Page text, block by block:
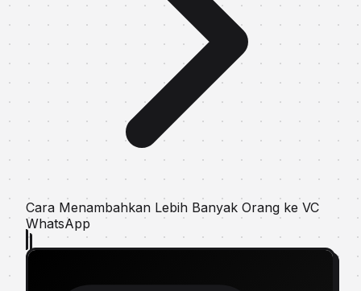
Cara Menambahkan Lebih Banyak Orang ke VC
WhatsApp